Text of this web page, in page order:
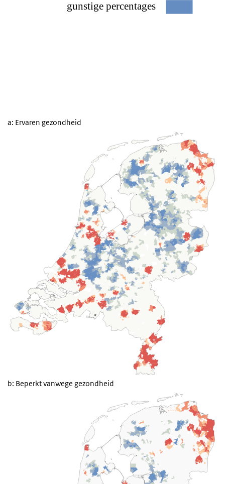
a: Ervaren gezondheid
b: Beperkt vanwege gezondheid